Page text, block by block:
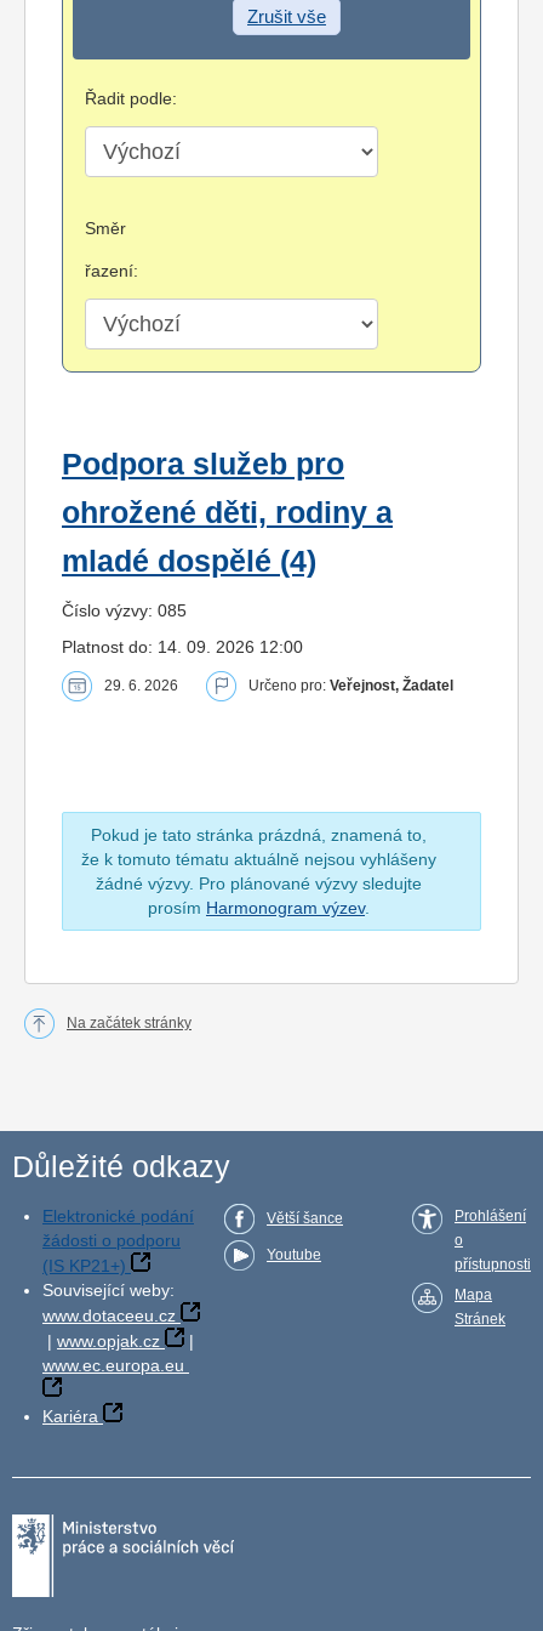
Zrušit vše
Řadit podle:
Směr
řazení:
Podpora služeb pro
ohrožené děti, rodiny a
mladé dospělé (4)
Číslo výzvy: 085
Platnost do: 14. 09. 2026 12:00
29. 6. 2026 Určeno pro: Veřejnost, Žadatel
Pokud je tato stránka prázdná, znamená to,
že k tomuto tématu aktuálně nejsou vyhlášeny
žádné výzvy. Pro plánované výzvy sledujte
prosím Harmonogram výzev.
Na začátek stránky
Důležité odkazy
Elektronické podání
žádosti o podporu
(IS KP21+)
Související weby:
www.dotaceeu.cz
| www.opjak.cz
|
www.ec.europa.eu
Kariéra
Větší šance
Youtube
Prohlášení
o
přístupnosti
Mapa
Stránek